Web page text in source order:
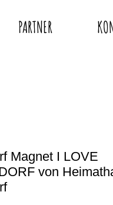
PARTNER
Magnet I LOVE
von